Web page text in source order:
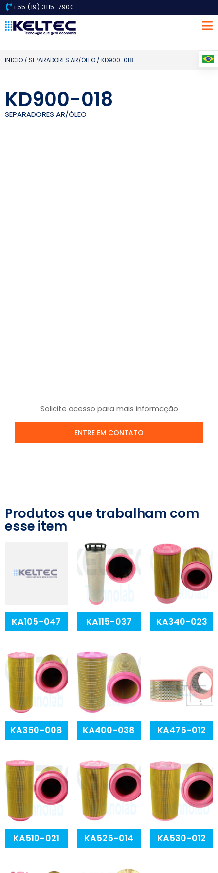
+55 (19) 3115-7900
INÍCIO / SEPARADORES AR/ÓLEO / KD900-018
KD900-018
SEPARADORES AR/ÓLEO
Solicite acesso para mais informação
ENTRE EM CONTATO
Produtos que trabalham com
esse item
KA105-047 KA115-037 KA340-023
KA350-008 KA400-038 KA475-012
KA510-021 KA525-014 KA530-012